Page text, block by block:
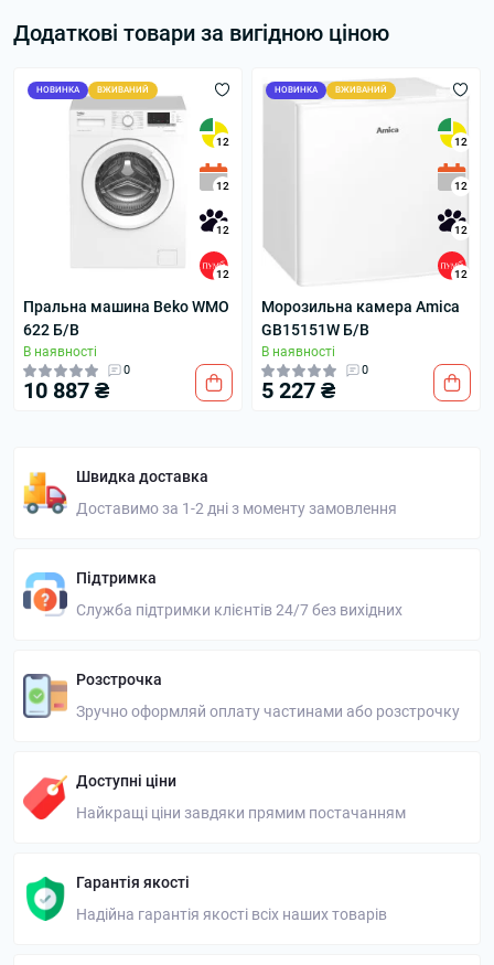
Додаткові товари за вигідною ціною
НОВИНКА ВЖИВАНИЙ
12
12
12
12
Пральна машина Beko WMO
622 Б/В
В наявності
0
10 887 ₴
НОВИНКА ВЖИВАНИЙ
12
12
12
12
Морозильна камера Amica
GB15151W Б/В
В наявності
0
5 227 ₴
Швидка доставка
Доставимо за 1-2 дні з моменту замовлення
Підтримка
Служба підтримки клієнтів 24/7 без вихідних
Розстрочка
Зручно оформляй оплату частинами або розстрочку
Доступні ціни
Найкращі ціни завдяки прямим постачанням
Гарантія якості
Надійна гарантія якості всіх наших товарів